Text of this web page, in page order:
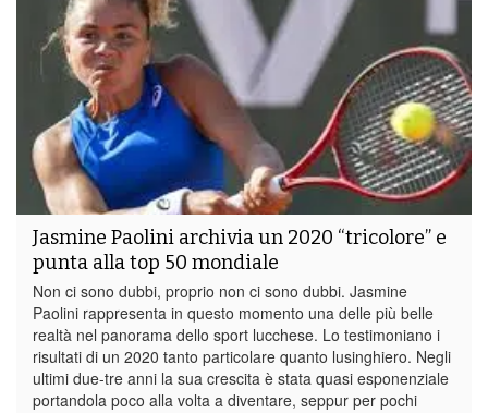
Jasmine Paolini archivia un 2020 “tricolore” e
punta alla top 50 mondiale
Non ci sono dubbi, proprio non ci sono dubbi. Jasmine
Paolini rappresenta in questo momento una delle più belle
realtà nel panorama dello sport lucchese. Lo testimoniano i
risultati di un 2020 tanto particolare quanto lusinghiero. Negli
ultimi due-tre anni la sua crescita è stata quasi esponenziale
portandola poco alla volta a diventare, seppur per pochi